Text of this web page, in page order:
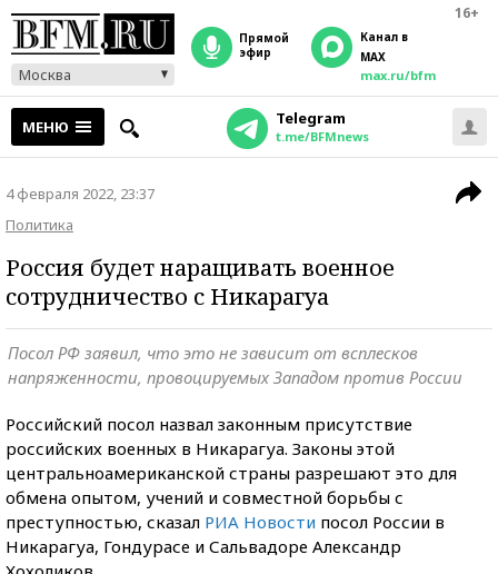
16+
Москва
прямой
эфир
Канал в
MAX
max.ru/bfm
МЕНЮ Telegram
t.me/BFMnews
4 февраля 2022, 23:37
Политика
Россия будет наращивать военное
сотрудничество с Никарагуа
Посол РФ заявил, что это не зависит от всплесков
напряженности, провоцируемых Западом против России
Российский посол назвал законным присутствие
российских военных в Никарагуа. Законы этой
центральноамериканской страны разрешают это для
обмена опытом, учений и совместной борьбы с
преступностью, сказал РИА Новости посол России в
Никарагуа, Гондурасе и Сальвадоре Александр